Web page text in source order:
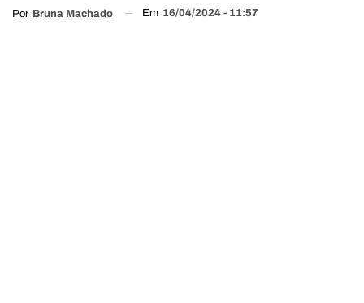
Por Bruna Machado Em 16/04/2024 - 11:57